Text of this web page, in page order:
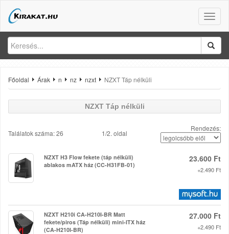
Toggle
Főoldal Árak n nz nzxt NZXT Táp nélküli
NZXT Táp nélküli
Találatok száma: 26 1/2. oldal
Rendezés:
NZXT H3 Flow fekete (táp nélküli)
ablakos mATX ház (CC-H31FB-01)
23.600 Ft
+2.490 Ft
NZXT H210i CA-H210I-BR Matt
fekete/piros (Táp nélküli) mini-ITX ház
(CA-H210I-BR)
27.000 Ft
+2.490 Ft